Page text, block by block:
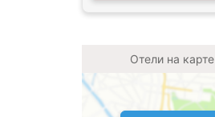
Отели на карте